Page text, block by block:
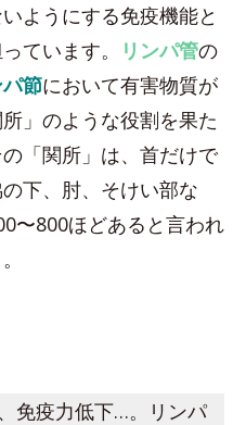
ようにする免疫機能と
ています。
リンパ管の
パ節において有害物質が
」のような役割を果た
「関所」は、首だけで
下、肘、そけい部な
〜800ほどあると言われ
免疫力低下…。リンパ